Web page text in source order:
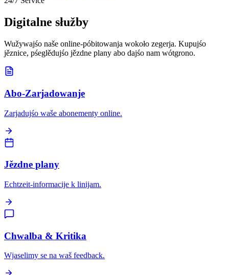
Digitalne słužby
Wužywajśo naše online-póbitowanja wokoło zegerja. Kupujśo
jěznice, pśeglědujśo jězdne plany abo dajśo nam wótgrono.
Abo-Zarjadowanje
Zarjadujśo waše abonementy online.
Jězdne plany
Echtzeit-informacije k linijam.
Chwalba & Kritika
Wjaselimy se na waš feedback.